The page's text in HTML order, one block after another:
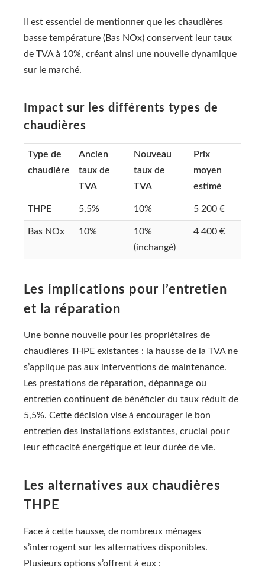
Il est essentiel de mentionner que les chaudières
basse température (Bas NOx) conservent leur taux
de TVA à 10%, créant ainsi une nouvelle dynamique
sur le marché.
Impact sur les différents types de
chaudières
Type de
chaudière
Ancien
taux de
TVA
Nouveau
taux de
TVA
Prix
moyen
estimé
THPE 5,5% 10% 5 200 €
Bas NOx 10%
10%
(inchangé)
4 400 €
Les implications pour l’entretien
et la réparation
Une bonne nouvelle pour les propriétaires de
chaudières THPE existantes : la hausse de la TVA ne
s’applique pas aux interventions de maintenance.
Les prestations de réparation, dépannage ou
entretien continuent de bénéficier du taux réduit de
5,5%. Cette décision vise à encourager le bon
entretien des installations existantes, crucial pour
leur efficacité énergétique et leur durée de vie.
Les alternatives aux chaudières
THPE
Face à cette hausse, de nombreux ménages
s’interrogent sur les alternatives disponibles.
Plusieurs options s’offrent à eux :